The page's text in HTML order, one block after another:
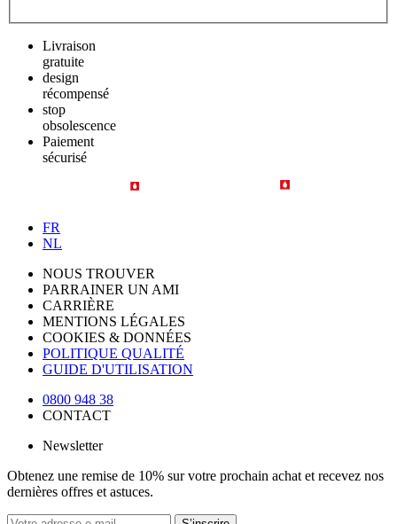
Livraison
gratuite
design
récompensé
stop
obsolescence
Paiement
sécurisé
FR
NL
NOUS TROUVER
PARRAINER UN AMI
CARRIÈRE
MENTIONS LÉGALES
COOKIES & DONNÉES
POLITIQUE QUALITÉ
GUIDE D'UTILISATION
0800 948 38
CONTACT
Newsletter
Obtenez une remise de 10% sur votre prochain achat et recevez nos
dernières offres et astuces.